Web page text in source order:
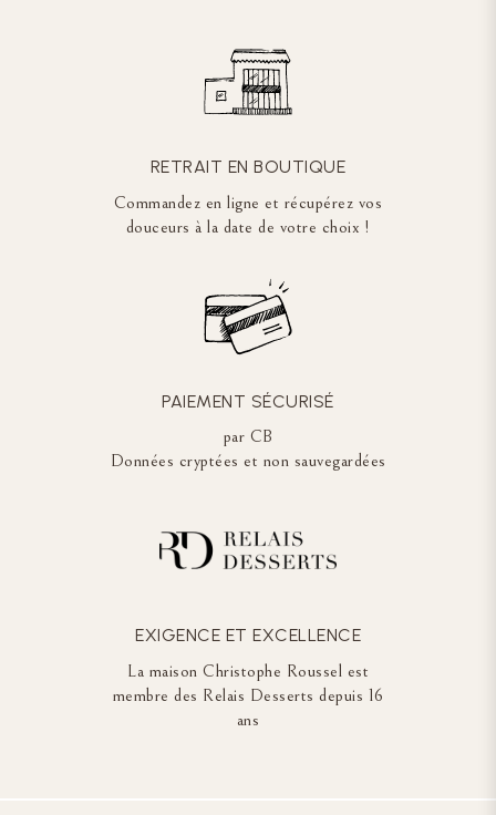
RETRAIT EN BOUTIQUE
Commandez en ligne et récupérez vos
douceurs à la date de votre choix !
PAIEMENT SÉCURISÉ
par CB
Données cryptées et non sauvegardées
EXIGENCE ET EXCELLENCE
La maison Christophe Roussel est
membre des Relais Desserts depuis 16
ans